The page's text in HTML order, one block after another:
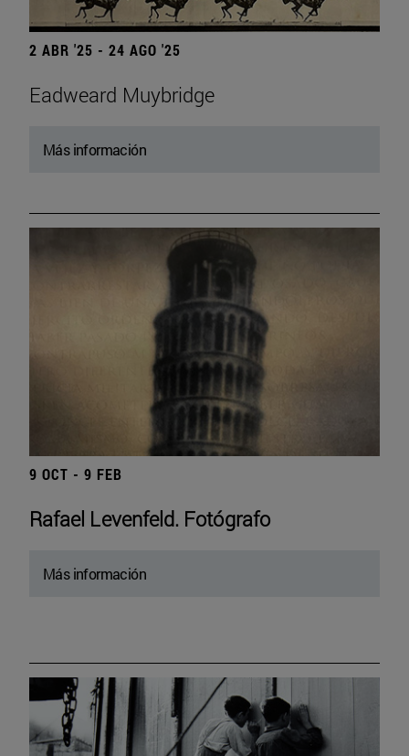
2 ABR '25 - 24 AGO '25
Eadweard Muybridge
Más información
9 OCT - 9 FEB
Rafael Levenfeld. Fotógrafo
Más información